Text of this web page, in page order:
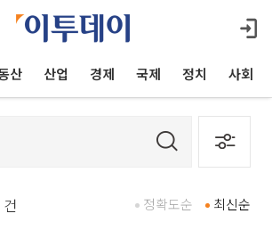
산 산업 경제 국제 정치 사회
건 최신순
정확도순